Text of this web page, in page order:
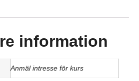
information
Anmäl intresse för kurs